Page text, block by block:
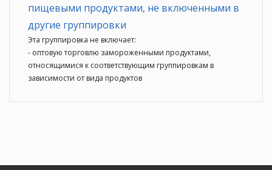
пищевыми продуктами, не включенными в
другие группировки
Эта группировка не включает:
- оптовую торговлю замороженными продуктами,
относящимися к соответствующим группировкам в
зависимости от вида продуктов